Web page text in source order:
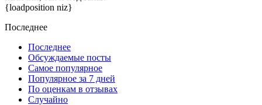
{loadposition niz}
Последнее
Последнее
Обсуждаемые посты
Самое популярное
Популярное за 7 дней
По оценкам в отзывах
Случайно